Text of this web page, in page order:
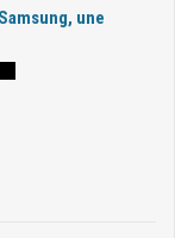
une